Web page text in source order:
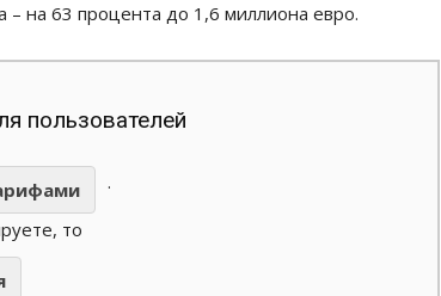
на 63 процента до 1,6 миллиона евро.
пользователей
.
то